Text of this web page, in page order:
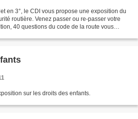
en 3°, le CDI vous propose une exposition du
routière. Venez passer ou re-passer votre
40 questions du code de la route vous
sur les droits des enfants.